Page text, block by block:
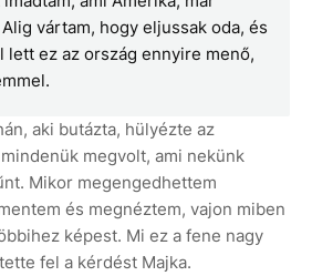
vártam, hogy eljussak oda, és
lett ez az ország ennyire menő,
aki butázta, hülyézte az
megvolt, ami nekünk
Mikor megengedhettem
és megnéztem, vajon miben
képest. Mi ez a fene nagy
fel a kérdést Majka.